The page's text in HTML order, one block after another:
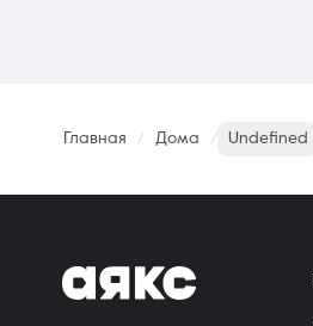
Главная Дома Undefined